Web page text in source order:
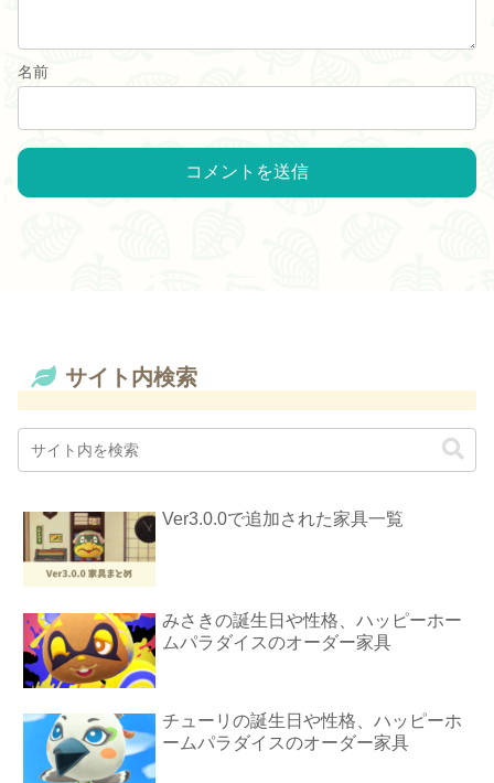
名前
サイト内検索
Ver3.0.0で追加された家具一覧
みさきの誕生日や性格、ハッピーホー
ムパラダイスのオーダー家具
チューリの誕生日や性格、ハッピーホ
ームパラダイスのオーダー家具